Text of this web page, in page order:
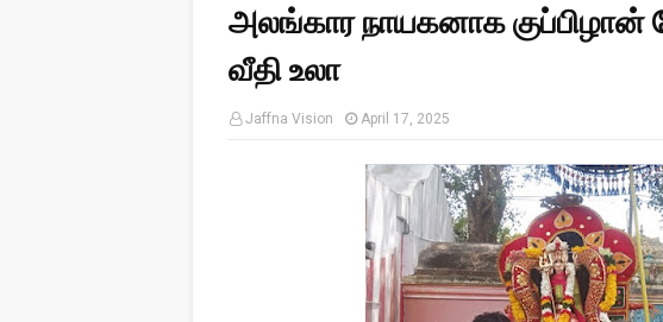
அலங்கார நாயகனாக
வீதி உலா
Jaffna Vision April 17, 2025